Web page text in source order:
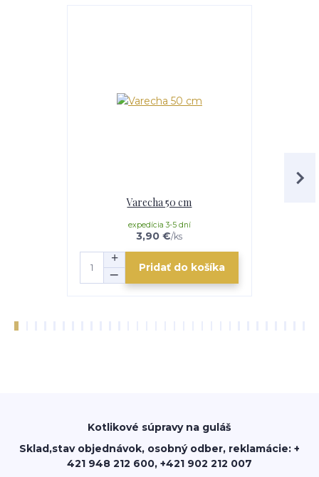
Varecha 50 cm
3,90 €/ks
expedícia 3-5 dní
Pridať do košíka
Kotlikové súpravy na guláš
Sklad,stav objednávok, osobný odber, reklamácie: +
421 948 212 600, +421 902 212 007